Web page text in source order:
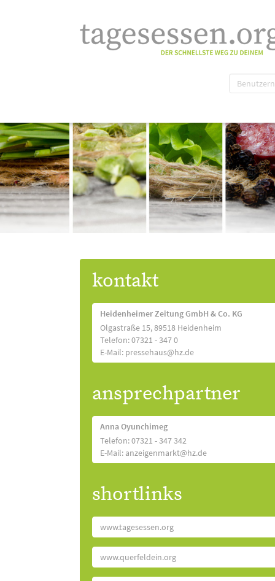
kontakt
Heidenheimer Zeitung GmbH & Co. KG
Olgastraße 15, 89518 Heidenheim
Telefon: 07321 - 347 0
E-Mail: pressehaus@hz.de
ansprechpartner
Anna Oyunchimeg
Telefon: 07321 - 347 342
E-Mail: anzeigenmarkt@hz.de
shortlinks
www.tagesessen.org
www.querfeldein.org